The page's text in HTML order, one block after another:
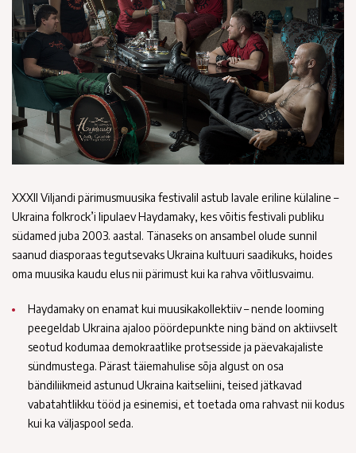
XXXII Viljandi pärimusmuusika festivalil astub lavale eriline külaline –
Ukraina folkrock’i lipulaev Haydamaky, kes võitis festivali publiku
südamed juba 2003. aastal. Tänaseks on ansambel olude sunnil
saanud diasporaas tegutsevaks Ukraina kultuuri saadikuks, hoides
oma muusika kaudu elus nii pärimust kui ka rahva võitlusvaimu.
Haydamaky on enamat kui muusikakollektiiv – nende looming
peegeldab Ukraina ajaloo pöördepunkte ning bänd on aktiivselt
seotud kodumaa demokraatlike protsesside ja päevakajaliste
sündmustega. Pärast täiemahulise sõja algust on osa
bändiliikmeid astunud Ukraina kaitseliini, teised jätkavad
vabatahtlikku tööd ja esinemisi, et toetada oma rahvast nii kodus
kui ka väljaspool seda.